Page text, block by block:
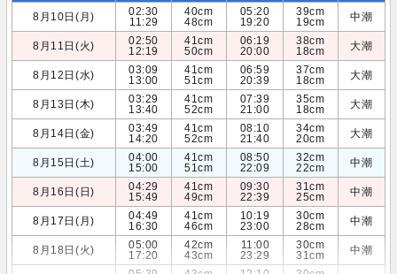
8月10日(月)
02:30
11:29
40cm
48cm
05:20
19:20
39cm
19cm
中潮
8月11日(火)
02:50
12:19
41cm
50cm
06:19
20:00
38cm
18cm
大潮
8月12日(水)
03:09
13:00
41cm
51cm
06:59
20:39
37cm
18cm
大潮
8月13日(木)
03:29
13:40
41cm
52cm
07:39
21:00
35cm
18cm
大潮
8月14日(金)
03:49
14:20
41cm
52cm
08:10
21:40
34cm
20cm
大潮
8月15日(土)
04:00
15:00
41cm
51cm
08:50
22:09
32cm
22cm
中潮
8月16日(日)
04:29
15:49
41cm
49cm
09:30
22:39
31cm
25cm
中潮
8月17日(月)
04:49
16:30
41cm
46cm
10:19
23:00
30cm
28cm
中潮
8月18日(火)
05:00
17:20
42cm
43cm
11:00
23:29
30cm
31cm
中潮